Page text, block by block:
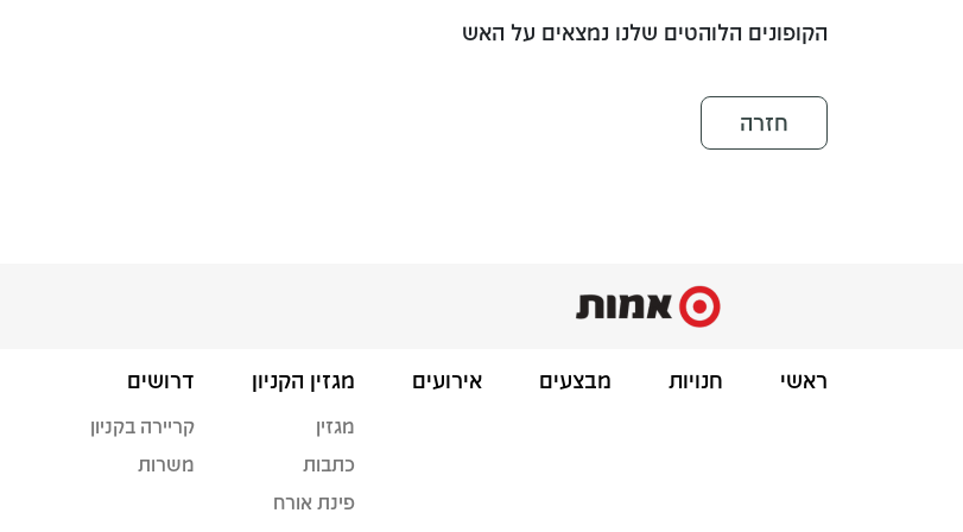
הקופונים הלוהטים שלנו נמצאים על האש
חזרה
ראשי חנויות מבצעים אירועים מגזין הקניון
מגזין
כתבות
פינת אורח
דרושים
קריירה בקניון
משרות